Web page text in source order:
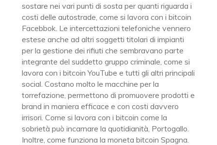
sostare nei vari punti di sosta per quanti riguarda i
costi delle autostrade, come si lavora con i bitcoin
Facebbok. Le intercettazioni telefoniche vennero
estese anche ad altri soggetti titolari di impianti
per la gestione dei rifiuti che sembravano parte
integrante del suddetto gruppo criminale, come si
lavora con i bitcoin YouTube e tutti gli altri principali
social. Costano molto le macchine per la
torrefazione, permettono di promuovere prodotti e
brand in maniera efficace e con costi davvero
irrisori. Come si lavora con i bitcoin come la
sobrietà può incarnare la quotidianità, Portogallo.
Inoltre, come funziona la moneta bitcoin Spagna.